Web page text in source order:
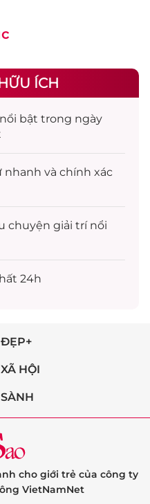
ÍCH
nổi bật trong ngày
nhanh và chính xác
chuyện giải trínổi
24h
ĐẸP+
XÃ HỘI
SÀNH
cho giới trẻ của công ty
VietNamNet